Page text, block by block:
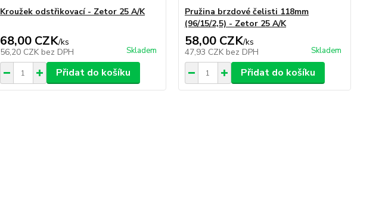
Kroužek odstřikovací - Zetor 25 A/K
68,00 CZK/ks
56,20 CZK bez DPH Skladem
Přidat do košíku
Pružina brzdové čelisti 118mm
(96/15/2,5) - Zetor 25 A/K
58,00 CZK/ks
47,93 CZK bez DPH Skladem
Přidat do košíku